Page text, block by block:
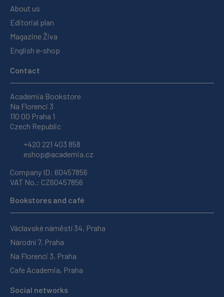
About us
Editorial plan
Magazine Živa
English e-shop
Contact
Academia Bookstore
Na Florenci 3
110 00 Praha 1
Czech Republic
+420 221 403 858
eshop@academia.cz
Company ID: 60457856
VAT No.: CZ60457856
Bookstores and café
Václavské náměstí 34, Praha
Národní 7, Praha
Na Florenci 3, Praha
Cafe Academia, Praha
Social networks